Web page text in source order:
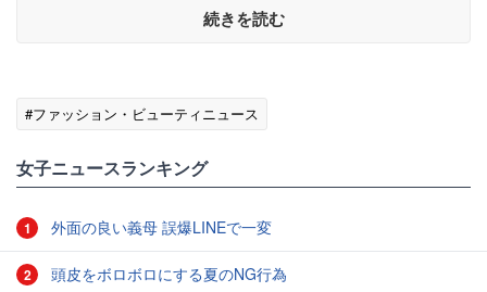
続きを読む
#ファッション・ビューティニュース
女子ニュースランキング
1 外面の良い義母 誤爆LINEで一変
2 頭皮をボロボロにする夏のNG行為